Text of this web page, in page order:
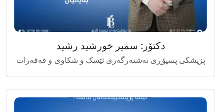
دکتۆر: سمیر خورشید رشید
پزیشکی پسپۆڕی نەشتەرگەری ئێسک و شکاوی و فەقەرات